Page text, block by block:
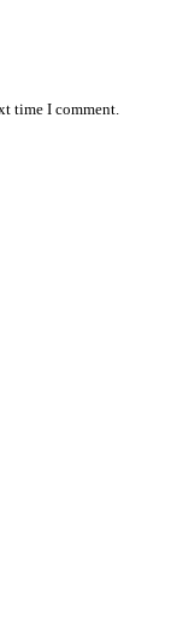
time I comment.